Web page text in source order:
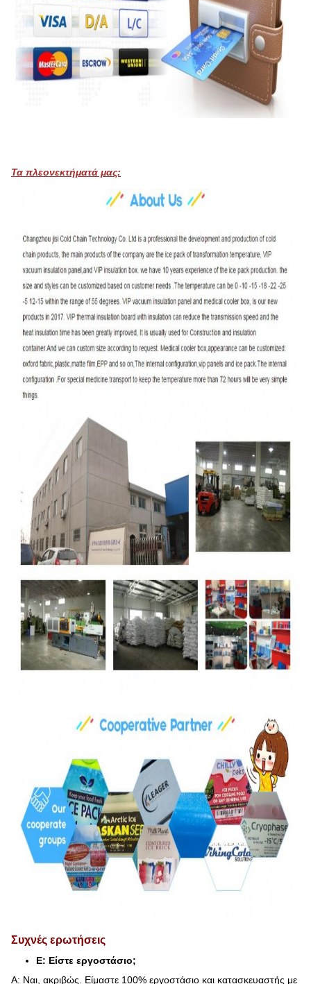
Τα πλεονεκτήματά μας:
Συχνές ερωτήσεις
Ε: Είστε εργοστάσιο;
Α: Ναι, ακριβώς. Είμαστε 100% εργοστάσιο και κατασκευαστής με